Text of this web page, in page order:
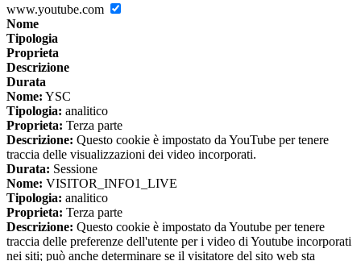
www.youtube.com
Nome
Tipologia
Proprieta
Descrizione
Durata
Nome: YSC
Tipologia: analitico
Proprieta: Terza parte
Descrizione: Questo cookie è impostato da YouTube per tenere
traccia delle visualizzazioni dei video incorporati.
Durata: Sessione
Nome: VISITOR_INFO1_LIVE
Tipologia: analitico
Proprieta: Terza parte
Descrizione: Questo cookie è impostato da Youtube per tenere
traccia delle preferenze dell'utente per i video di Youtube incorporati
nei siti; può anche determinare se il visitatore del sito web sta